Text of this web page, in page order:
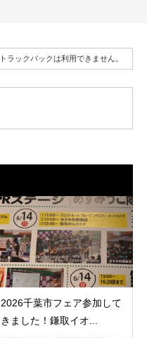
トラックバックは利用できません。
2026千葉市フェア参加して
きました！鎌取イオ...